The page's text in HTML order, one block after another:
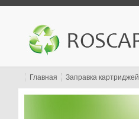
Главная Заправка картриджей